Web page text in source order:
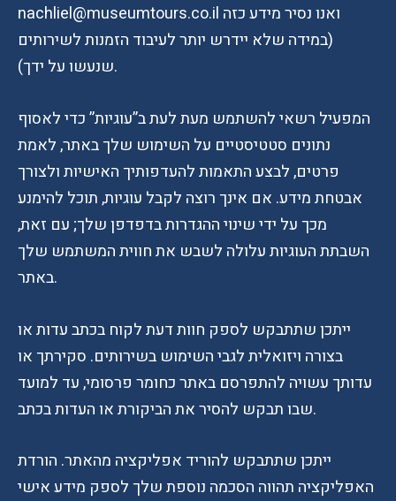
nachliel@museumtours.co.il ואנו נסיר מידע כזה
(במידה שלא יידרש יותר לעיבוד הזמנות לשירותים
שנעשו על ידך).
המפעיל רשאי להשתמש מעת לעת ב”עוגיות” כדי לאסוף
נתונים סטטיסטיים על השימוש שלך באתר, לאמת
פרטים, לבצע התאמות להעדפותיך האישיות ולצורך
אבטחת מידע. אם אינך רוצה לקבל עוגיות, תוכל להימנע
מכך על ידי שינוי ההגדרות בדפדפן שלך; עם זאת,
השבתת העוגיות עלולה לשבש את חווית המשתמש שלך
באתר.
ייתכן שתתבקש לספק חוות דעת לקוח בכתב עדות או
בצורה ויזואלית לגבי השימוש בשירותים. סקירתך או
עדותך עשויה להתפרסם באתר כחומר פרסומי, עד למועד
שבו תבקש להסיר את הביקורת או העדות בכתב.
ייתכן שתתבקש להוריד אפליקציה מהאתר. הורדת
האפליקציה תהווה הסכמה נוספת שלך לספק מידע אישי